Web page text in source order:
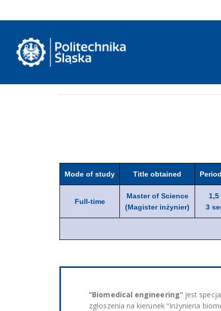
Mode of study Title obtained
Full-time
Master of Science
(Magister inżynier)
1,5
3
“Biomedical engineering”jest
zgłoszenia na kierunek “Inżynieria